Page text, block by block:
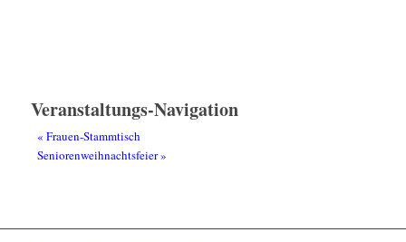
Veranstaltungs-Navigation
« Frauen-Stammtisch
Seniorenweihnachtsfeier»